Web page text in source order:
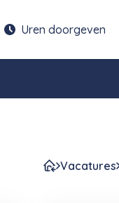
Uren doorgeven
Vacatures